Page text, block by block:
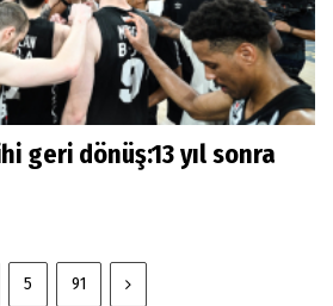
geri dönüş:13 yıl sonra
5 91